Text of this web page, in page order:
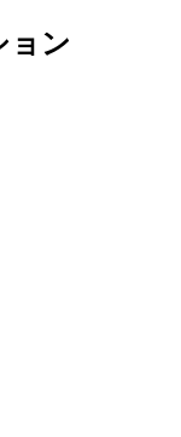
ョン